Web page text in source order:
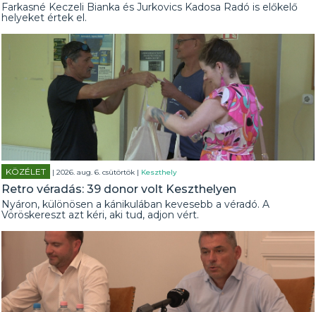
Farkasné Keczeli Bianka és Jurkovics Kadosa Radó is előkelő
helyeket értek el.
KÖZÉLET | 2026. aug. 6. csütörtök | Keszthely
Retro véradás: 39 donor volt Keszthelyen
Nyáron, különösen a kánikulában kevesebb a véradó. A
Vöröskereszt azt kéri, aki tud, adjon vért.